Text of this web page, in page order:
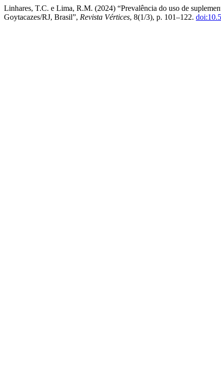
Linhares, T.C. e Lima, R.M. (2024) “Prevalência do uso de
Goytacazes/RJ, Brasil”, Revista Vértices, 8(1/3), p. 101–122.